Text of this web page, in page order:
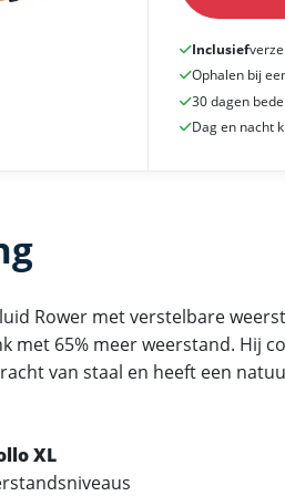
Inclusief
Ophalen bij
30 dagen
Dag en nacht
Rower met verstelbare
met 65% meer weerstand. Hij
van staal en heeft een
XL